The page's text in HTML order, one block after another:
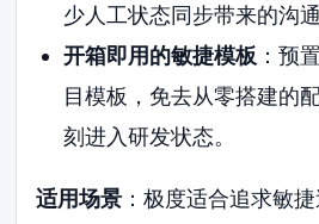
少人工状态同步带来的沟
开箱即用的敏捷模板 ：预
目模板，免去从零搭建的
刻进入研发状态。
适用场景 ：极度适合追求敏